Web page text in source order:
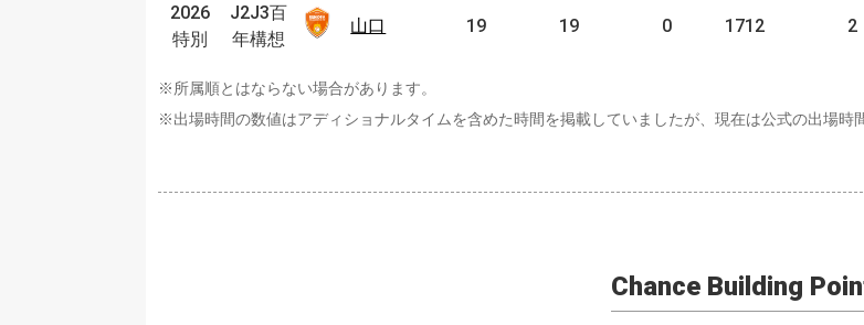
2026
特別
百年
構想
山口 19 19 0 1712 2
2026
特別
J2J3百
年構想
山口
※所属順とはならない場合があります。
※出場時間の数値はアディショナルタイムを含めた時間を掲載していましたが、現在は公式の出場時
Chance Building